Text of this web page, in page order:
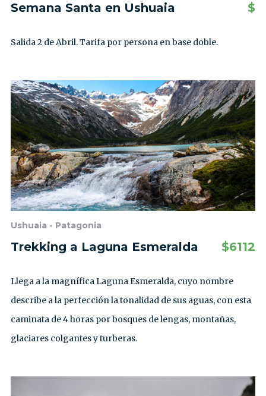
Semana Santa en Ushuaia $
Salida 2 de Abril. Tarifa por persona en base doble.
Ushuaia - Patagonia
Trekking a Laguna Esmeralda $6112
Llega a la magnífica Laguna Esmeralda, cuyo nombre
describe a la perfección la tonalidad de sus aguas, con esta
caminata de 4 horas por bosques de lengas, montañas,
glaciares colgantes y turberas.